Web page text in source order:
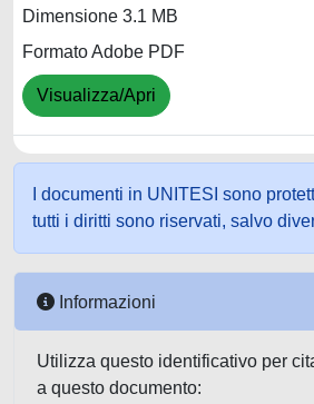
Dimensione 3.1 MB
Formato Adobe PDF
Visualizza/Apri
I documenti in UNITESI sono
tutti i diritti sono riservati, salvo
Informazioni
Utilizza questo identificativo per
a questo documento: